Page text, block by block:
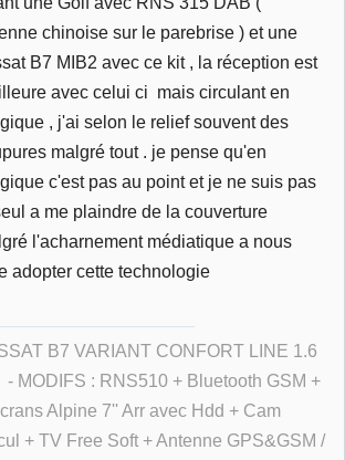
chinoise sur le parebrise ) et une
B7 MIB2 avec ce kit , la réception est
avec celui ci mais circulant en
, j'ai selon le relief souvent des
malgré tout . je pense qu'en
c'est pas au point et je ne suis pas
a me plaindre de la couverture
l'acharnement médiatique a nous
adopter cette technologie
B7 VARIANT CONFORT LINE 1.6
MODIFS : RNS510 + Bluetooth GSM +
Alpine 7'' Arr avec Hdd + Cam
+ TV Free Soft + Antenne GPS&GSM /